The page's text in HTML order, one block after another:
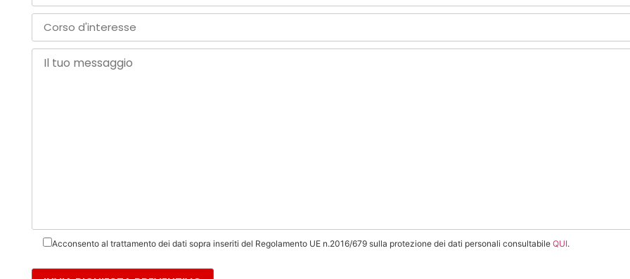
Acconsento al trattamento dei dati sopra inseriti del Regolamento UE n.2016/679 sulla protezione dei dati personali consultabile QUI.